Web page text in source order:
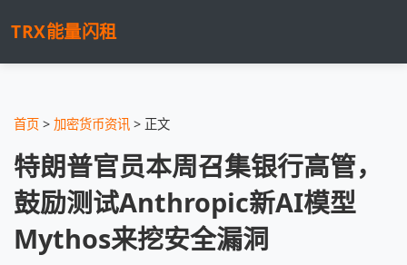
TRX能量闪租
首页 > 加密货币资讯 > 正文
特朗普官员本周召集银行高管，
鼓励测试Anthropic新AI模型
Mythos来挖安全漏洞